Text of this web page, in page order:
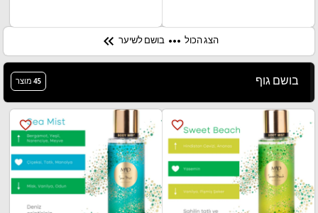
הצג הכול more_horiz בושם לשיער keyboard_double_arrow_left
בושם גוף 45 מוצר
favorite_border
favorite_border